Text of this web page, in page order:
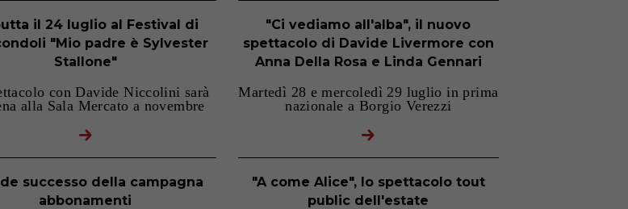
il 24 luglio al Festival di
"Mio padre è Sylvester
Stallone"
con Davide Niccolini sarà
alla Sala Mercato a novembre
"Ci vediamo all'alba", il nuovo
spettacolo di Davide Livermore con
Anna Della Rosa e Linda Gennari
Martedì 28 e mercoledì 29 luglio in prima
nazionale a Borgio Verezzi
successo della campagna
abbonamenti
"A come Alice", lo spettacolo tout
public dell'estate